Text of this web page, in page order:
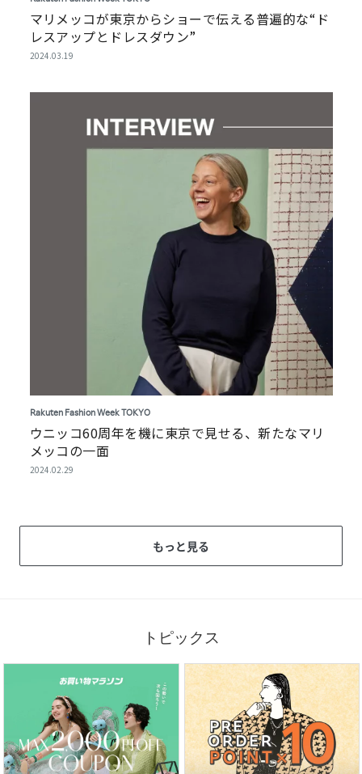
マリメッコが東京からショーで伝える普遍的な“ド
レスアップとドレスダウン”
2024.03.19
Rakuten Fashion Week TOKYO
ウニッコ60周年を機に東京で見せる、新たなマリ
メッコの一面
2024.02.29
もっと見る
トピックス